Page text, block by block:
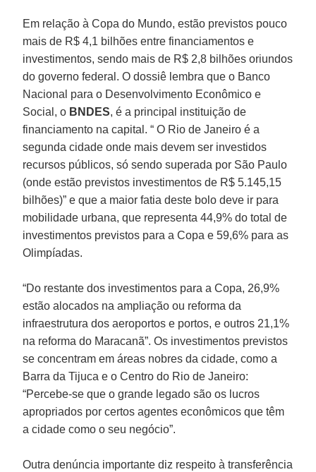
Em relação à Copa do Mundo, estão previstos pouco
mais de R$ 4,1 bilhões entre financiamentos e
investimentos, sendo mais de R$ 2,8 bilhões oriundos
do governo federal. O dossiê lembra que o Banco
Nacional para o Desenvolvimento Econômico e
Social, o BNDES, é a principal instituição de
financiamento na capital. “ O Rio de Janeiro é a
segunda cidade onde mais devem ser investidos
recursos públicos, só sendo superada por São Paulo
(onde estão previstos investimentos de R$ 5.145,15
bilhões)” e que a maior fatia deste bolo deve ir para
mobilidade urbana, que representa 44,9% do total de
investimentos previstos para a Copa e 59,6% para as
Olimpíadas.
“Do restante dos investimentos para a Copa, 26,9%
estão alocados na ampliação ou reforma da
infraestrutura dos aeroportos e portos, e outros 21,1%
na reforma do Maracanã”. Os investimentos previstos
se concentram em áreas nobres da cidade, como a
Barra da Tijuca e o Centro do Rio de Janeiro:
“Percebe-se que o grande legado são os lucros
apropriados por certos agentes econômicos que têm
a cidade como o seu negócio”.
Outra denúncia importante diz respeito à transferência